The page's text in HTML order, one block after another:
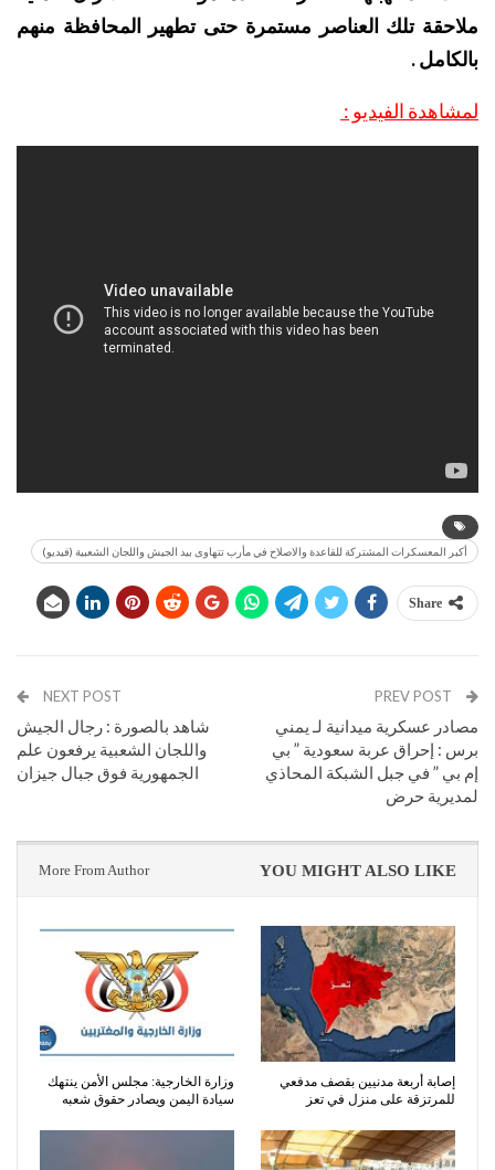
ملاحقة تلك العناصر مستمرة حتى تطهير المحافظة منهم
بالكامل .
لمشاهدة الفيديو :
أكبر المعسكرات المشتركة للقاعدة والاصلاح في مأرب تتهاوى بيد الجيش واللجان الشعبية (فيديو)
Share
مصادر عسكرية ميدانية لـ يمني
برس : إحراق عربة سعودية ” بي
إم بي ” في جبل الشبكة المحاذي
لمديرية حرض
NEXT POST
شاهد بالصورة : رجال الجيش
واللجان الشعبية يرفعون علم
الجمهورية فوق جبال جيزان
YOU MIGHT ALSO LIKE
More From Author
إصابة أربعة مدنيين بقصف مدفعي
للمرتزقة على منزل في تعز
وزارة الخارجية: مجلس الأمن ينتهك
سيادة اليمن ويصادر حقوق شعبه